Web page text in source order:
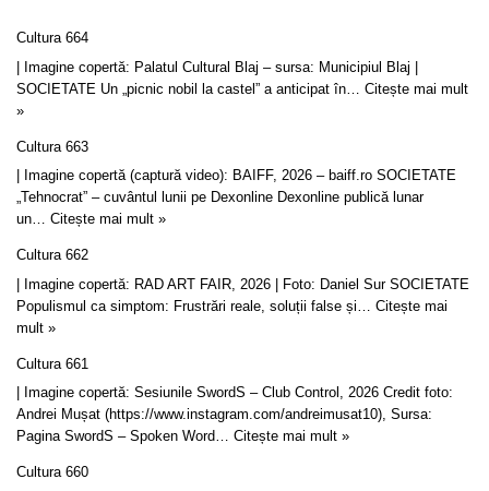
Cultura 664
| Imagine copertă: Palatul Cultural Blaj – sursa: Municipiul Blaj |
SOCIETATE Un „picnic nobil la castel” a anticipat în… Citește mai mult
»
Cultura 663
| Imagine copertă (captură video): BAIFF, 2026 – baiff.ro SOCIETATE
„Tehnocrat” – cuvântul lunii pe Dexonline Dexonline publică lunar
un… Citește mai mult »
Cultura 662
| Imagine copertă: RAD ART FAIR, 2026 | Foto: Daniel Sur SOCIETATE
Populismul ca simptom: Frustrări reale, soluții false și… Citește mai
mult »
Cultura 661
| Imagine copertă: Sesiunile SwordS – Club Control, 2026 Credit foto:
Andrei Mușat (https://www.instagram.com/andreimusat10), Sursa:
Pagina SwordS – Spoken Word… Citește mai mult »
Cultura 660